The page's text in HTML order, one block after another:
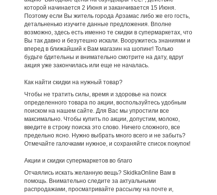
которой начинается 2 Июня и заканчивается 15 Июня.
Поэтому если Вы житель города Арзамас либо же его гость,
детальненько изучите данные предложения. Вполне
возможно, здесь есть именно те скидки в супермаркетах, что
Вы так давно и безутешно искали. Вооружитесь знаниями и
вперед в ближайший к Вам магазин на шопинг! Только
будьте бдительны и внимательно смотрите на дату, вдруг
акция уже закончилась или еще не началась.
Как найти скидки на нужный товар?
Чтобы не тратить силы, время и здоровье на поиск
определенного товара по акции, воспользуйтесь удобным
поиском на нашем сайте. Для Вас мы упростили все
максимально. Чтобы купить по акции, допустим, молоко,
введите в строку поиска это слово. Ничего сложного, все
предельно ясно. Нужно выбрать много всего и не забыть?
Отмечайте галочками нужное, и сохраняйте список покупок!
Акции и скидки супермаркетов во благо
Отчаялись искать желанную вещь? SkidkaOnline Вам в
помощь. Внимательно следите за актуальными
распродажами, просматривайте рассылку на почте и,